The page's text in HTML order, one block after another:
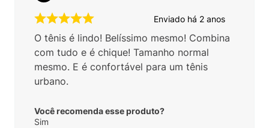
Enviado há 2 anos
O tênis é lindo! Belíssimo mesmo! Combina
com tudo e é chique! Tamanho normal
mesmo. E é confortável para um tênis
urbano.
Você recomenda esse produto?
Sim